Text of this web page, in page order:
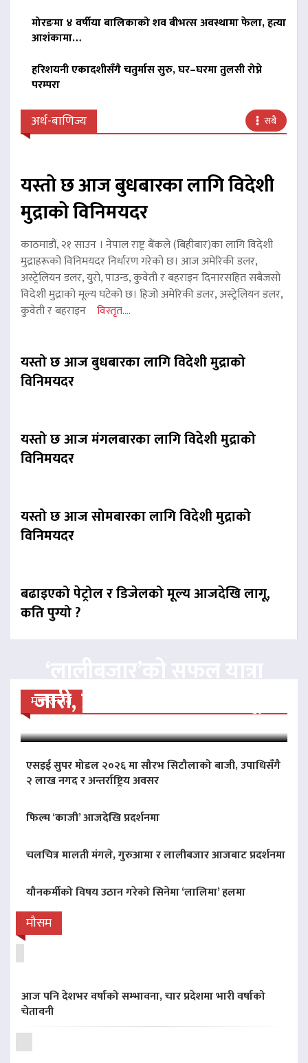
मोरङमा ४ वर्षीया बालिकाको शव बीभत्स अवस्थामा फेला, हत्या
आशंकामा…
हरिशयनी एकादशीसँगै चतुर्मास सुरु, घर–घरमा तुलसी रोप्ने
परम्परा
अर्थ-बाणिज्य सबै
यस्तो छ आज बुधबारका लागि विदेशी
मुद्राको विनिमयदर
काठमाडौं, २१ साउन । नेपाल राष्ट्र बैंकले (बिहीबार)का लागि विदेशी
मुद्राहरूको विनिमयदर निर्धारण गरेको छ। आज अमेरिकी डलर,
अस्ट्रेलियन डलर, युरो, पाउन्ड, कुवेती र बहराइन दिनारसहित सबैजसो
विदेशी मुद्राको मूल्य घटेको छ। हिजो अमेरिकी डलर, अस्ट्रेलियन डलर,
कुवेती र बहराइन विस्तृत....
यस्तो छ आज बुधबारका लागि विदेशी मुद्राको
विनिमयदर
यस्तो छ आज मंगलबारका लागि विदेशी मुद्राको
विनिमयदर
यस्तो छ आज सोमबारका लागि विदेशी मुद्राको
विनिमयदर
बढाइएको पेट्रोल र डिजेलको मूल्य आजदेखि लागू,
कति पुग्यो ?
मनोरन्जन
जारी, प्रदर्शनको ५१औँ दिन पूरा
एसइई सुपर मोडल २०२६ मा सौरभ सिटौलाको बाजी, उपाधिसँगै
२ लाख नगद र अन्तर्राष्ट्रिय अवसर
फिल्म ‘काजी’ आजदेखि प्रदर्शनमा
चलचित्र मालती मंगले, गुरुआमा र लालीबजार आजबाट प्रदर्शनमा
यौनकर्मीको विषय उठान गरेको सिनेमा ‘लालिमा’ हलमा
मौसम
आज पनि देशभर वर्षाको सम्भावना, चार प्रदेशमा भारी वर्षाको
चेतावनी